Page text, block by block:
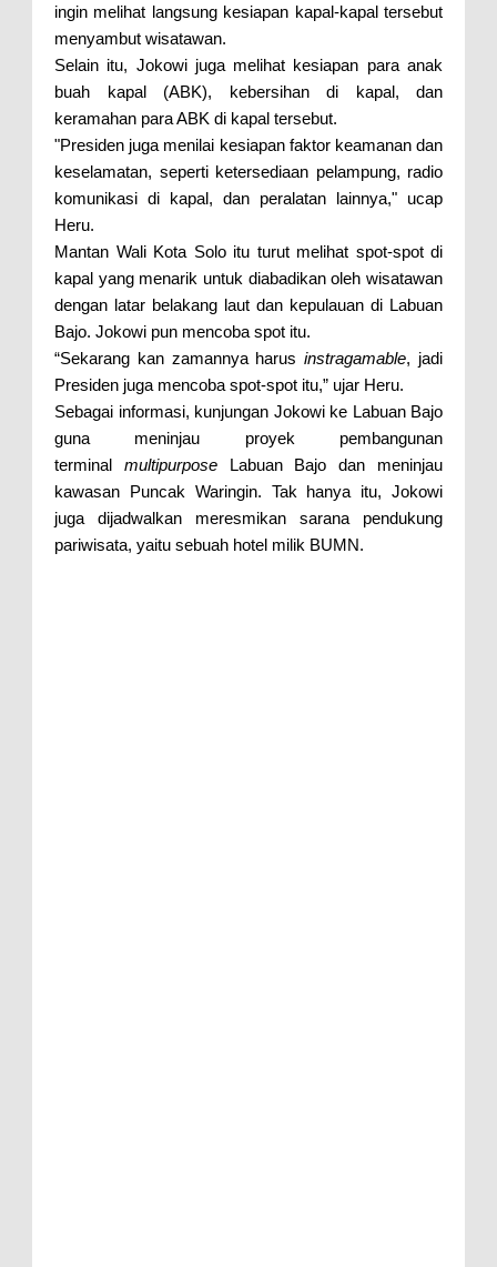
ingin melihat langsung kesiapan kapal-kapal tersebut
menyambut wisatawan.
Selain itu, Jokowi juga melihat kesiapan para anak
buah kapal (ABK), kebersihan di kapal, dan
keramahan para ABK di kapal tersebut.
"Presiden juga menilai kesiapan faktor keamanan dan
keselamatan, seperti ketersediaan pelampung, radio
komunikasi di kapal, dan peralatan lainnya," ucap
Heru.
Mantan Wali Kota Solo itu turut melihat spot-spot di
kapal yang menarik untuk diabadikan oleh wisatawan
dengan latar belakang laut dan kepulauan di Labuan
Bajo. Jokowi pun mencoba spot itu.
“Sekarang kan zamannya harusinstragamable, jadi
Presiden juga mencoba spot-spot itu,” ujar Heru.
Sebagai informasi, kunjungan Jokowi ke Labuan Bajo
guna meninjau proyek pembangunan
terminal multipurposeLabuan Bajo dan meninjau
kawasan Puncak Waringin. Tak hanya itu, Jokowi
juga dijadwalkan meresmikan sarana pendukung
pariwisata, yaitu sebuah hotel milik BUMN.